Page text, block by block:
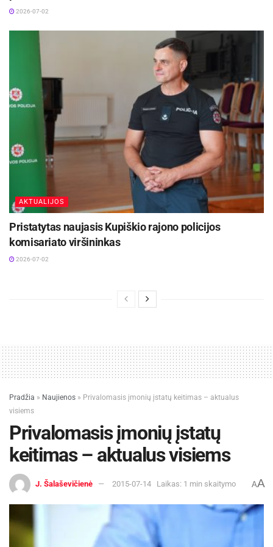
2026-07-02
AKTUALIJOS
Pristatytas naujasis Kupiškio rajono policijos
komisariato viršininkas
2026-07-02
Pradžia » Naujienos » Privalomasis įmonių įstatų keitimas – aktualus
visiems
Privalomasis įmonių įstatų
keitimas – aktualus visiems
J. Šalaševičienė 2015-07-14 Laikas: 1 min skaitymo AA